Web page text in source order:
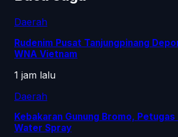
Daerah
Rudenim Pusat Tanjungpinang
WNA Vietnam
1 jam lalu
Daerah
Kebakaran Gunung Bromo,
Water Spray